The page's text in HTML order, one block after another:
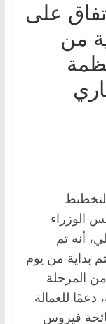
على
من
الوزراء
أنه تم
بداية من يوم
من المرحلة
دعمًا للعمالة
فيروس